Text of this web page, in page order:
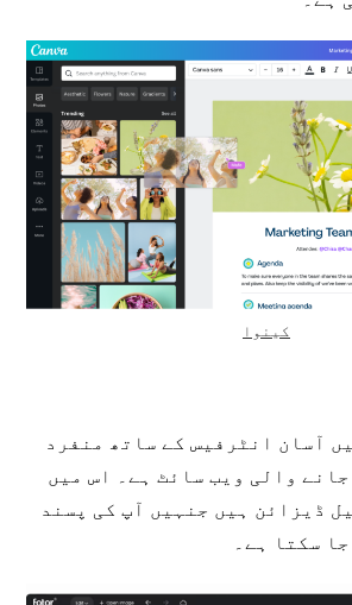
کینوا
آسان انٹرفیس کے ساتھ منفرد
والی ویب سائٹ ہے۔ اس میں
ڈیزائن ہیں جنہیں آپ کی پسند
سکتا ہے۔